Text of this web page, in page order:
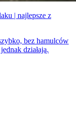
| najlepsze z
bez hamulców
działają.